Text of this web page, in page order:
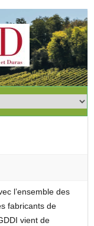
l’ensemble des
fabricants de
vient de